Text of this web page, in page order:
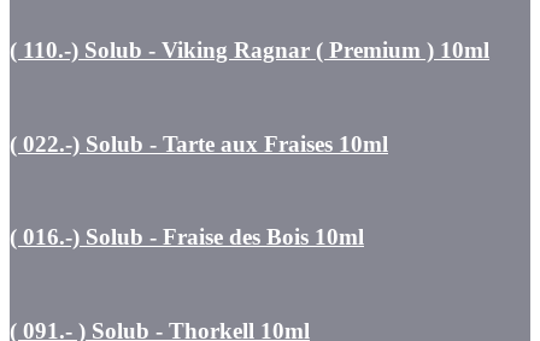
( 110.-) Solub - Viking Ragnar ( Premium ) 10ml
( 022.-) Solub - Tarte aux Fraises 10ml
( 016.-) Solub - Fraise des Bois 10ml
( 091.- ) Solub - Thorkell 10ml